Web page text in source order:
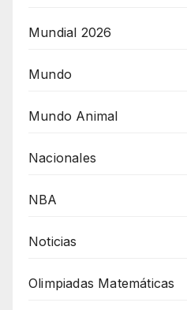
Mundial 2026
Mundo
Mundo Animal
Nacionales
NBA
Noticias
Olimpiadas Matemáticas